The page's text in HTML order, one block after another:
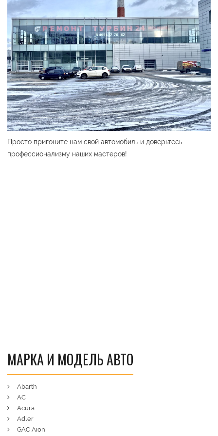
Просто пригоните нам свой автомобиль и доверьтесь
профессионализму наших мастеров!
МАРКА И МОДЕЛЬ АВТО
Abarth
AC
Acura
Adler
GAC Aion